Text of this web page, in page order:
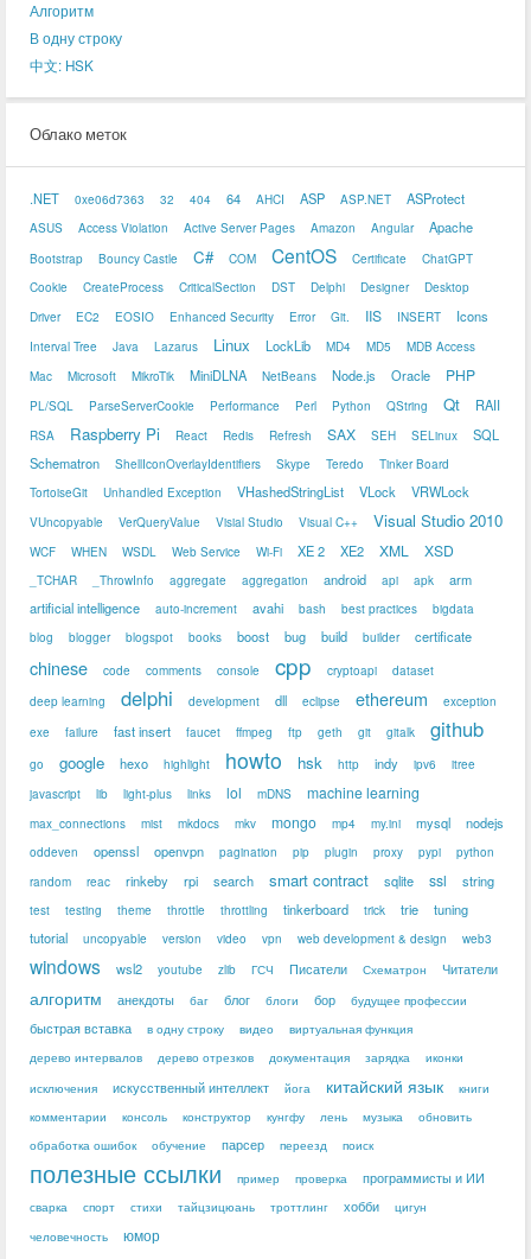
Алгоритм
В одну строку
中文: HSK
Облако меток
.NET 0xe06d7363 32 404 64 AHCI ASP ASP.NET ASProtect
ASUS Access Violation Active Server Pages Amazon Angular Apache
Bootstrap Bouncy Castle C# COM CentOS Certificate
ChatGPT
Cookie
CreateProcess CriticalSection DST Delphi Designer
Desktop
Driver
EC2 EOSIO Enhanced Security Error Git. IIS INSERT Icons
Interval Tree Java Lazarus Linux LockLib MD4 MD5
MDB Access
Mac
Microsoft MikroTik MiniDLNA NetBeans Node.js Oracle PHP
PL/SQL ParseServerCookie Performance Perl Python QString Qt RAII
RSA Raspberry Pi React Redis Refresh SAX SEH SELinux
SQL
Schematron
ShellIconOverlayIdentifiers Skype Teredo
Tinker Board
TortoiseGit
Unhandled Exception VHashedStringList VLock VRWLock
VUncopyable VerQueryValue Visial Studio Visual C++ Visual Studio 2010
WCF WHEN WSDL Web Service Wi-Fi XE 2 XE2 XML XSD
_TCHAR _ThrowInfo aggregate aggregation android api apk
arm
artificial intelligence
auto-increment avahi bash best practices
bigdata
blog
blogger blogspot books boost bug build builder certificate
chinese code comments console cpp cryptoapi
dataset
deep learning
delphi development dll eclipse ethereum
exception
exe
failure fast insert faucet ffmpeg ftp geth git gitalk github
go google hexo highlight howto hsk http indy ipv6
itree
javascript
lib light-plus links lol mDNS machine learning
max_connections mist mkdocs mkv mongo mp4 my.ini mysql nodejs
oddeven openssl openvpn pagination pip plugin proxy pypi
python
random
reac rinkeby rpi search smart contract sqlite ssl string
test testing theme throttle throttling tinkerboard trick trie
tuning
tutorial
uncopyable version video vpn web development & design web3
windows wsl2 youtube zlib ГСЧ Писатели Схематрон Читатели
алгоритм анекдоты баг блог блоги бор будущее профессии
быстрая вставка в одну строку видео
виртуальная функция
дерево интервалов
дерево отрезков документация зарядка
иконки
исключения
искусственный интеллект йога китайский язык
книги
комментарии
консоль конструктор кунгфу лень музыка
обновить
обработка ошибок
обучение парсер переезд поиск
полезные ссылки пример проверка программисты и ИИ
сварка спорт стихи тайцзицюань троттлинг хобби
цигун
человечность
юмор